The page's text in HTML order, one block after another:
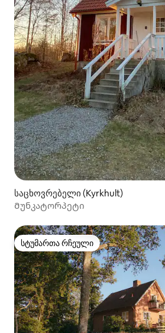
საცხოვრებელი (Kyrkhult)
Მუნკატორპეტი
სტუმართა რჩეული
სტუმართა რჩეული